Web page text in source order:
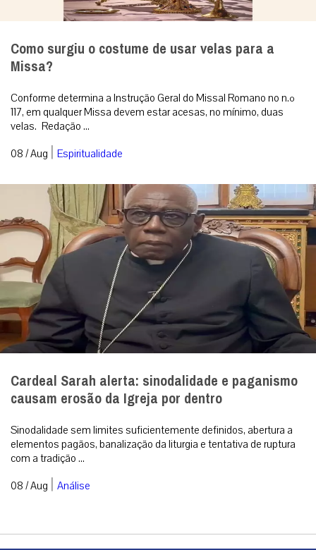
Como surgiu o costume de usar velas para a
Missa?
Conforme determina a Instrução Geral do Missal Romano no n.º
117, em qualquer Missa devem estar acesas, no mínimo, duas
velas. Redação ...
08 / Aug | Espiritualidade
Cardeal Sarah alerta: sinodalidade e paganismo
causam erosão da Igreja por dentro
Sinodalidade sem limites suficientemente definidos, abertura a
elementos pagãos, banalização da liturgia e tentativa de ruptura
com a tradição ...
08 / Aug | Análise